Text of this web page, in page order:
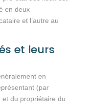
en deux
et l’autre au
et leurs
en
(par
du propriétaire du